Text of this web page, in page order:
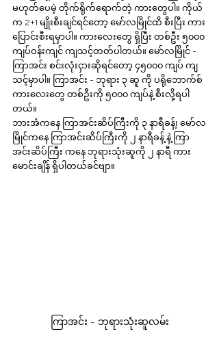
မဟုတ်ပေမဲ့ တိုက်ရိုက်ရောက်တဲ့ ကားတွေပါ။ ကိုယ်
က 2+1 မျိုးစီးချင်ရင်တော့ မော်လမြိုင်ထိ စီးပြီး ကား
ပြောင်းစီးရမှာပါ။ ကားလေးတွေ ရှိပြီး တစ်ဦး ၅၀၀၀
ကျပ်ဝန်းကျင် ကျသင့်တတ်ပါတယ်။ မော်လမြိုင် -
ကြာအင်း စင်းလုံးငှားဆိုရင်တော့ ၄၅၀၀၀ ကျပ် ကျ
သင့်မှာပါ။ ကြာအင်း - ဘုရား ၃ ဆူ ကို ပရိုဘောက်စ်
ကားလေးတွေ တစ်ဦးကို ၅၀၀၀ ကျပ်နဲ့ စီးလို့ရပါ
တယ်။
ဘားအံကနေ ကြာအင်းဆိပ်ကြီးကို ၃ နာရီခန့်၊ မော်လ
မြိုင်ကနေ ကြာအင်းဆိပ်ကြီးကို ၂ နာရီခန့် နဲ့ ကြာ
အင်းဆိပ်ကြီး ကနေ ဘုရားသုံးဆူကို ၂ နာရီ ကား
မောင်းချိန် ရှိပါတယ်ခင်ဗျာ။
ကြာအင်း - ဘုရားသုံးဆူလမ်း